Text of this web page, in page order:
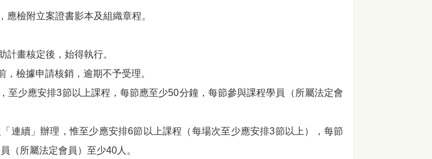
應檢附立案證書影本及組織章程。
計畫核定後，始得執行。
檢據申請核銷，逾期不予受理。
至少應安排3節以上課程，每節應至少50分鐘，每節參與課程學員（所屬法定會
連續」辦理，惟至少應安排6節以上課程（每場次至少應安排3節以上），每節
（所屬法定會員）至少40人。